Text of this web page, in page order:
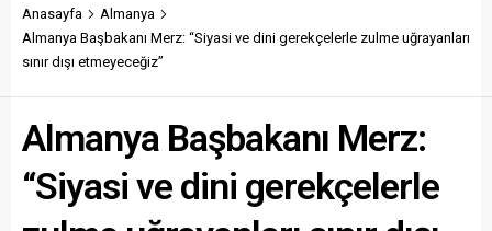
Anasayfa
Almanya
Almanya Başbakanı Merz: “Siyasi ve dini gerekçelerle zulme uğrayanları
sınır dışı etmeyeceğiz”
Almanya Başbakanı Merz:
“Siyasi ve dini gerekçelerle